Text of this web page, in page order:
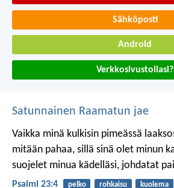
Sähköposti
Android
Verkkosivustollasi?
Satunnainen Raamatun jae
Vaikka minä kulkisin pimeässä
mitään pahaa, sillä sinä olet minun
suojelet minua kädelläsi, johdatat
Psalmi 23:4 pelko rohkaisu kuolema